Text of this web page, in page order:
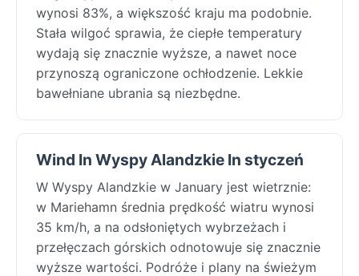
wynosi 83%, a większość kraju ma podobnie.
Stała wilgoć sprawia, że ciepłe temperatury
wydają się znacznie wyższe, a nawet noce
przynoszą ograniczone ochłodzenie. Lekkie
bawełniane ubrania są niezbędne.
Wind In Wyspy Alandzkie In styczeń
W Wyspy Alandzkie w January jest wietrznie:
w Mariehamn średnia prędkość wiatru wynosi
35 km/h, a na odsłoniętych wybrzeżach i
przełęczach górskich odnotowuje się znacznie
wyższe wartości. Podróże i plany na świeżym